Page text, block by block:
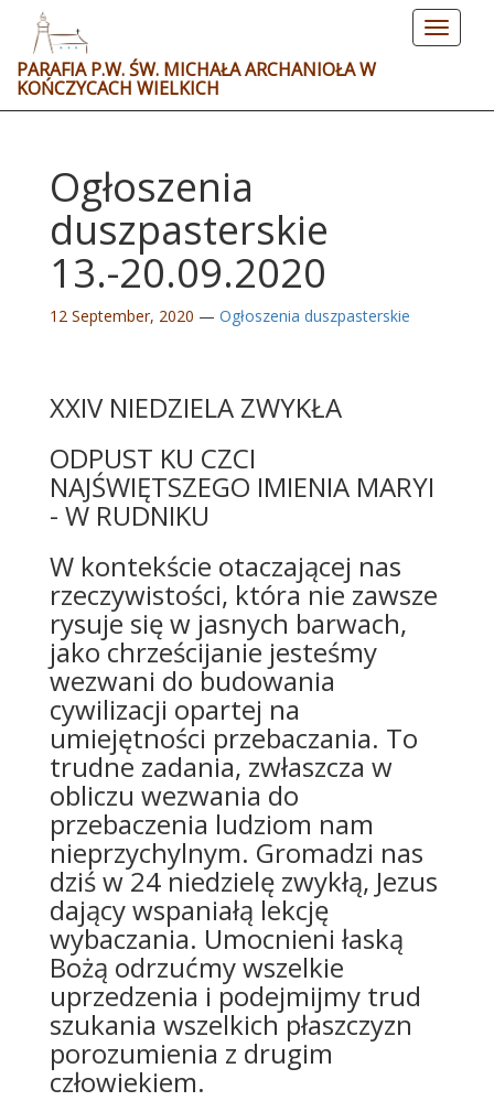
Toggle
PARAFIA P.W. ŚW. MICHAŁA ARCHANIOŁA W
KOŃCZYCACH WIELKICH
Ogłoszenia
duszpasterskie
13.-20.09.2020
12 September, 2020 — Ogłoszenia duszpasterskie
XXIV NIEDZIELA ZWYKŁA
ODPUST KU CZCI
NAJŚWIĘTSZEGO IMIENIA MARYI
- W RUDNIKU
W kontekście otaczającej nas
rzeczywistości, która nie zawsze
rysuje się w jasnych barwach,
jako chrześcijanie jesteśmy
wezwani do budowania
cywilizacji opartej na
umiejętności przebaczania. To
trudne zadania, zwłaszcza w
obliczu wezwania do
przebaczenia ludziom nam
nieprzychylnym. Gromadzi nas
dziś w 24 niedzielę zwykłą, Jezus
dający wspaniałą lekcję
wybaczania. Umocnieni łaską
Bożą odrzućmy wszelkie
uprzedzenia i podejmijmy trud
szukania wszelkich płaszczyzn
porozumienia z drugim
człowiekiem.